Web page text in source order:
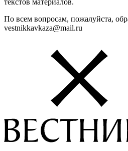
текстов материалов.
По всем вопросам, пожалуйста,
vestnikkavkaza@mail.ru